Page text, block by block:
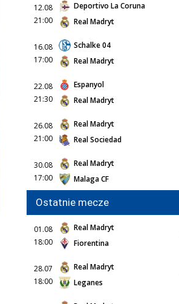
12.08
21:00
Deportivo La Coruna
Real Madryt
16.08
17:00
Schalke 04
Real Madryt
22.08
21:30
Espanyol
Real Madryt
26.08
21:00
Real Madryt
Real Sociedad
30.08
17:00
Real Madryt
Malaga CF
Ostatnie mecze
01.08
18:00
Real Madryt
Fiorentina
28.07
18:00
Real Madryt
Leganes